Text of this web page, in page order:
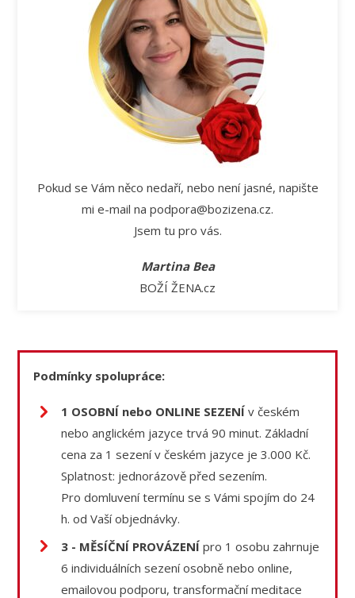
Pokud se Vám něco nedaří, nebo není jasné, napište
mi e-mail na podpora@bozizena.cz.
Jsem tu pro vás.
Martina Bea
BOŽÍ ŽENA.cz
Podmínky spolupráce:
1 OSOBNÍ nebo ONLINE SEZENÍv českém
nebo anglickém jazyce trvá 90 minut. Základní
cena za 1 sezení v českém jazyce je 3.000 Kč.
Splatnost: jednorázově před sezením.
Pro domluvení termínu se s Vámi spojím do 24
h. od Vaší objednávky.
3 - MĚSÍČNÍ PROVÁZENÍpro 1 osobu zahrnuje
6 individuálních sezení osobně nebo online,
emailovou podporu, transformační meditace